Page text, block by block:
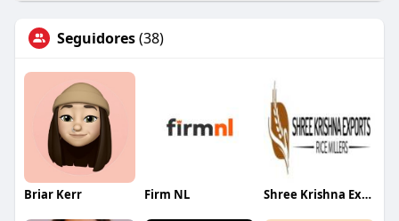
Seguidores(38)
Briar Kerr Firm NL Shree Krishna Exports